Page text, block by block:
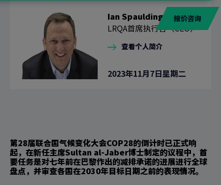
报价咨询
Ian Spaulding
LRQA首席执行官（CEO）
查看个人简介
2023年11月7日星期二
第28届联合国气候变化大会COP28的倒计时已正式响
起，在新任主席Sultan al-Jaber博士制定的议程中，首
要任务是对七年前在巴黎作出的减排承诺的进展进行全球
盘点，并审查各国在2030年目标日期之前的表现情况。